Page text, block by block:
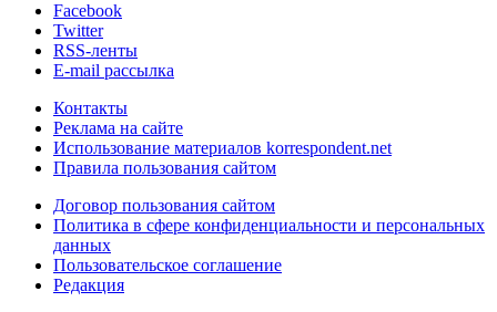
Facebook
Twitter
RSS-ленты
E-mail рассылка
Контакты
Реклама на сайте
Использование материалов korrespondent.net
Правила пользования сайтом
Договор пользования сайтом
Политика в сфере конфиденциальности и персональных
данных
Пользовательское соглашение
Редакция